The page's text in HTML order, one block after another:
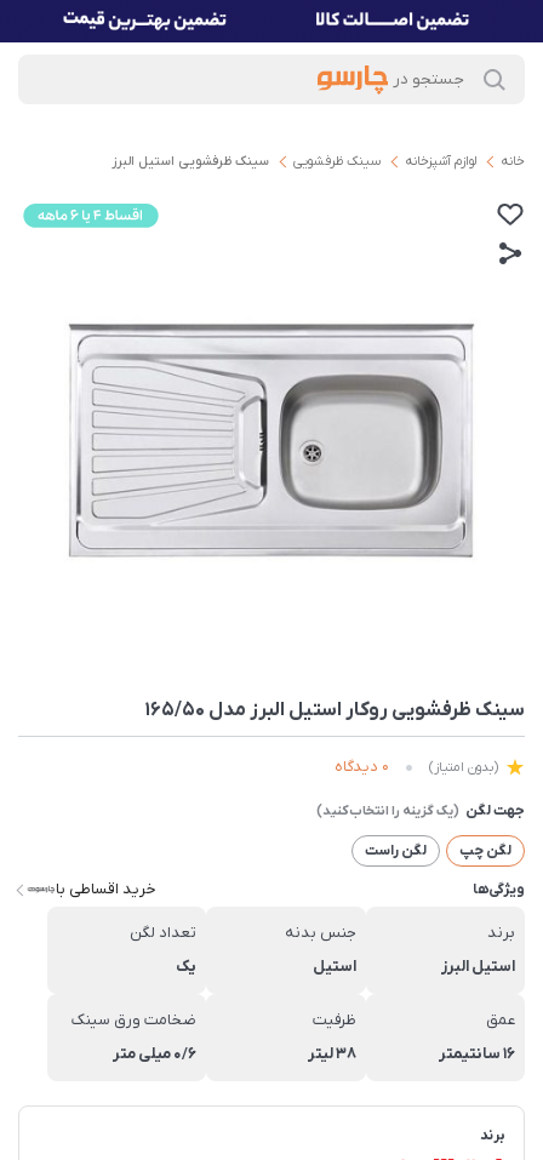
خانه لوازم آشپزخانه سینک ظرفشویی سینک ظرفشویی استیل البرز
سينک ظرفشویی روکار استیل البرز مدل 165/50
(بدون امتیاز) 0 دیدگاه
جهت لگن
لگن چپ
لگن راست
ویژگی‌ها
خرید اقساطی با
برند
استیل البرز
جنس بدنه
استیل
تعداد لگن
یک
عمق
16 سانتیمتر
ظرفیت
38 لیتر
ضخامت ورق سینک
0/6 میلی متر
برند